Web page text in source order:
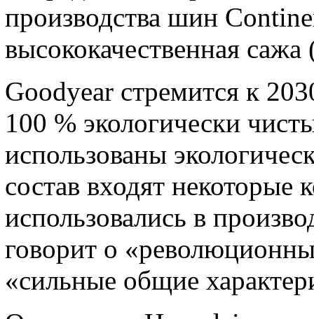
производства шин
высококачественная
Goodyear стремится к
100 % экологически
использованы
состав входят
использовались в
говорит о
«сильные общие